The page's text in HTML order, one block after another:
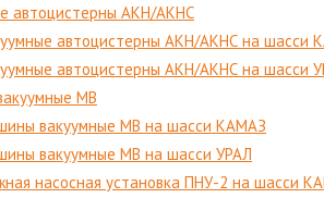
автоцистерны АКН/АКНС
автоцистерны АКН/АКНС на шасси
автоцистерны АКН/АКНС на шасси
МВ
вакуумные МВ на шасси КАМАЗ
вакуумные МВ на шасси УРАЛ
насосная установка ПНУ-2 на шасси